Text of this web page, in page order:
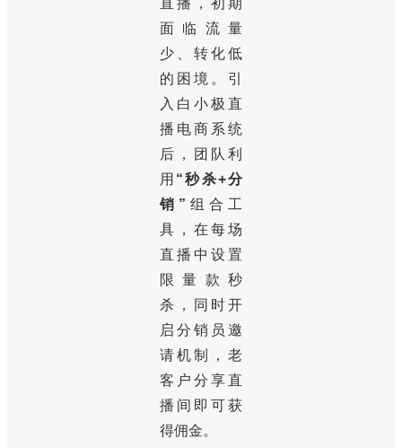
面临流量
少、转化低
的困境。引
入白小极直
播电商系统
后，团队利
用 “秒杀+分
销” 组合工
具，在每场
直播中设置
限量款秒
杀，同时开
启分销员邀
请机制，老
客户分享直
播间即可获
得佣金。